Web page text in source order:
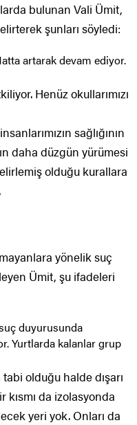
bulunan Vali Ümit,
şunları söyledi:
artarak devam ediyor.
Henüz okullarımızı
sağlığının
daha düzgün yürümesi
olduğu kurallara
yönelik suç
Ümit, şu ifadeleri
duyurusunda
Yurtlarda kalanlar grup
olduğu halde dışarı
kısmı da izolasyonda
yeri yok. Onları da